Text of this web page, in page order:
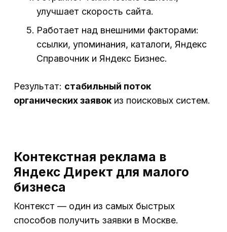
улучшает скорость сайта.
Работает над внешними факторами:
ссылки, упоминания, каталоги, Яндекс
Справочник и Яндекс Бизнес.
Результат: стабильный поток
органических заявок из поисковых систем.
Контекстная реклама в
Яндекс Директ для малого
бизнеса
Контекст — один из самых быстрых
способов получить заявки в Москве.